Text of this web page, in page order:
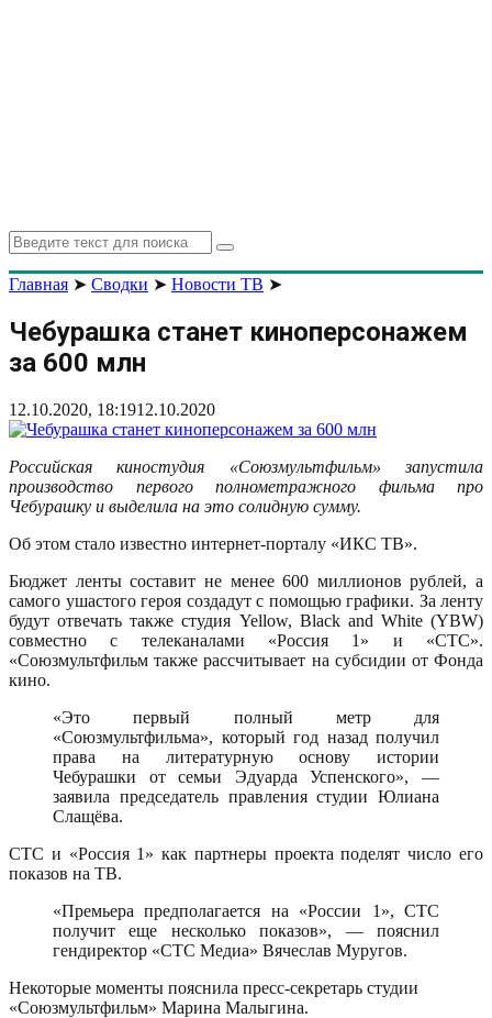
Search
for:
Search
Главная ➤ Сводки ➤ Новости ТВ ➤
Чебурашка станет киноперсонажем
за 600 млн
12.10.2020, 18:1912.10.2020
Российская киностудия «Союзмультфильм» запустила
производство первого полнометражного фильма про
Чебурашку и выделила на это солидную сумму.
Об этом стало известно интернет-порталу «ИКС ТВ».
Бюджет ленты составит не менее 600 миллионов рублей, а
самого ушастого героя создадут с помощью графики. За ленту
будут отвечать также студия Yellow, Black and White (YBW)
совместно с телеканалами «Россия 1» и «СТС».
«Союзмультфильм также рассчитывает на субсидии от Фонда
кино.
«Это первый полный метр для
«Союзмультфильма», который год назад получил
права на литературную основу истории
Чебурашки от семьи Эдуарда Успенского», —
заявила председатель правления студии Юлиана
Слащёва.
СТС и «Россия 1» как партнеры проекта поделят число его
показов на ТВ.
«Премьера предполагается на «России 1», СТС
получит еще несколько показов», — пояснил
гендиректор «СТС Медиа» Вячеслав Муругов.
Некоторые моменты пояснила пресс-секретарь студии
«Союзмультфильм» Марина Малыгина.